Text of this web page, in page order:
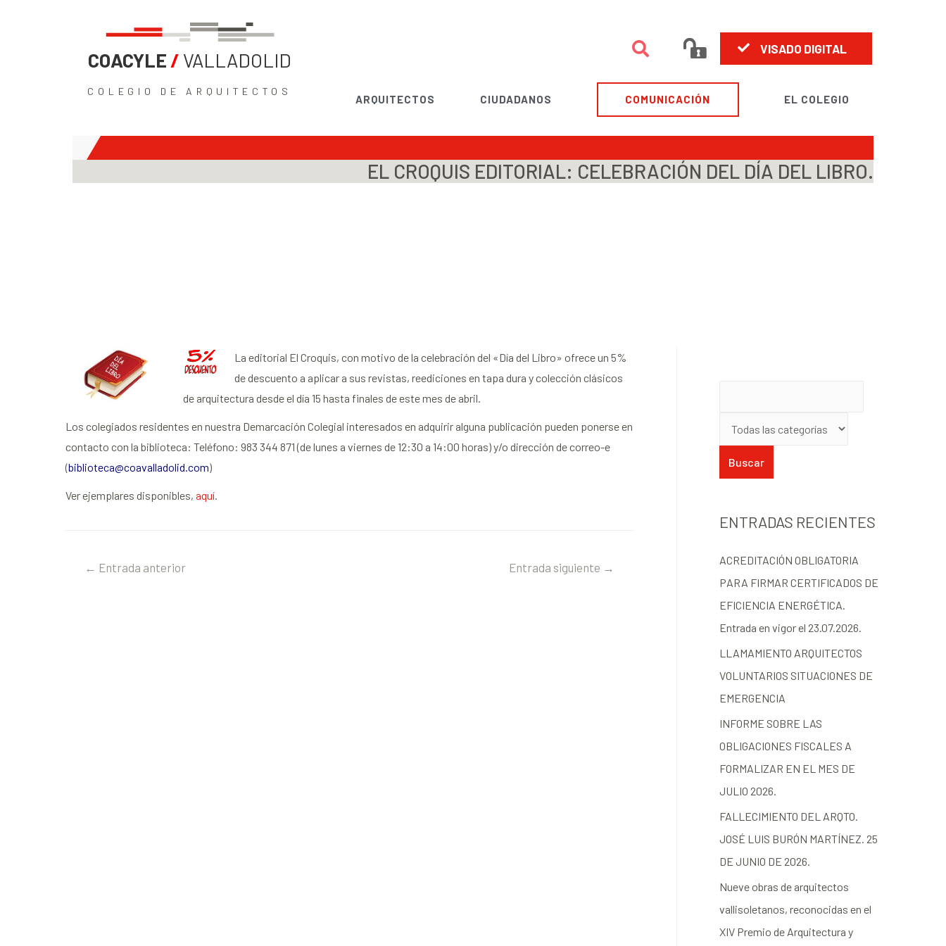
COACYLE / VALLADOLID
COLEGIO DE ARQUITECTOS
VISADO DIGITAL
ARQUITECTOS CIUDADANOS COMUNICACIÓN EL COLEGIO
EL CROQUIS EDITORIAL: CELEBRACIÓN DEL DÍA DEL LIBRO.
La editorial El Croquis, con motivo de la celebración del «Día del Libro» ofrece un 5%
de descuento a aplicar a sus revistas, reediciones en tapa dura y colección clásicos
de arquitectura desde el día 15 hasta finales de este mes de abril.
Los colegiados residentes en nuestra Demarcación Colegial interesados en adquirir alguna publicación pueden ponerse en
contacto con la biblioteca: Teléfono: 983 344 871 (de lunes a viernes de 12:30 a 14:00 horas) y/o dirección de correo-e
(biblioteca@coavalladolid.com)
Ver ejemplares disponibles, aquí.
← Entrada anterior Entrada siguiente →
ENTRADAS RECIENTES
ACREDITACIÓN OBLIGATORIA
PARA FIRMAR CERTIFICADOS DE
EFICIENCIA ENERGÉTICA.
Entrada en vigor el 23.07.2026.
LLAMAMIENTO ARQUITECTOS
VOLUNTARIOS SITUACIONES DE
EMERGENCIA
INFORME SOBRE LAS
OBLIGACIONES FISCALES A
FORMALIZAR EN EL MES DE
JULIO 2026.
FALLECIMIENTO DEL ARQTO.
JOSÉ LUIS BURÓN MARTÍNEZ. 25
DE JUNIO DE 2026.
Nueve obras de arquitectos
vallisoletanos, reconocidas en el
XIV Premio de Arquitectura y